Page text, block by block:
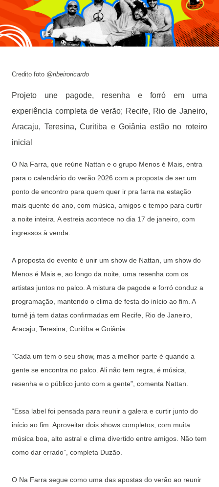
Credito foto @ribeiroricardo
Projeto une pagode, resenha e forró em uma
experiência completa de verão; Recife, Rio de Janeiro,
Aracaju, Teresina, Curitiba e Goiânia estão no roteiro
inicial
O Na Farra, que reúne Nattan e o grupo Menos é Mais, entra
para o calendário do verão 2026 com a proposta de ser um
ponto de encontro para quem quer ir pra farra na estação
mais quente do ano, com música, amigos e tempo para curtir
a noite inteira. A estreia acontece no dia 17 de janeiro, com
ingressos à venda.
A proposta do evento é unir um show de Nattan, um show do
Menos é Mais e, ao longo da noite, uma resenha com os
artistas juntos no palco. A mistura de pagode e forró conduz a
programação, mantendo o clima de festa do início ao fim. A
turnê já tem datas confirmadas em Recife, Rio de Janeiro,
Aracaju, Teresina, Curitiba e Goiânia.
“Cada um tem o seu show, mas a melhor parte é quando a
gente se encontra no palco. Ali não tem regra, é música,
resenha e o público junto com a gente”, comenta Nattan.
“Essa label foi pensada para reunir a galera e curtir junto do
início ao fim. Aproveitar dois shows completos, com muita
música boa, alto astral e clima divertido entre amigos. Não tem
como dar errado”, completa Duzão.
O Na Farra segue como uma das apostas do verão ao reunir